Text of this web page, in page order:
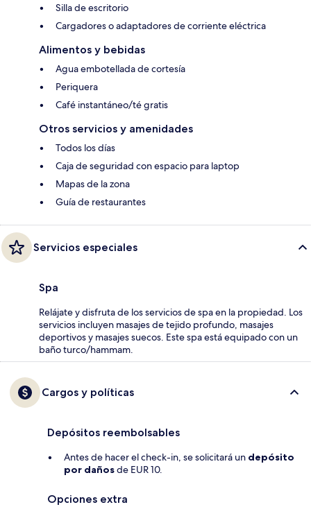
Silla de escritorio
Cargadores o adaptadores de corriente eléctrica
Alimentos y bebidas
Agua embotellada de cortesía
Periquera
Café instantáneo/té gratis
Otros servicios y amenidades
Todos los días
Caja de seguridad con espacio para laptop
Mapas de la zona
Guía de restaurantes
Servicios especiales
Spa
Relájate y disfruta de los servicios de spa en la propiedad. Los
servicios incluyen masajes de tejido profundo, masajes
deportivos y masajes suecos. Este spa está equipado con un
baño turco/hammam.
Cargos y políticas
Depósitos reembolsables
Antes de hacer el check-in, se solicitará un depósito
por dañosde EUR 10.
Opciones extra